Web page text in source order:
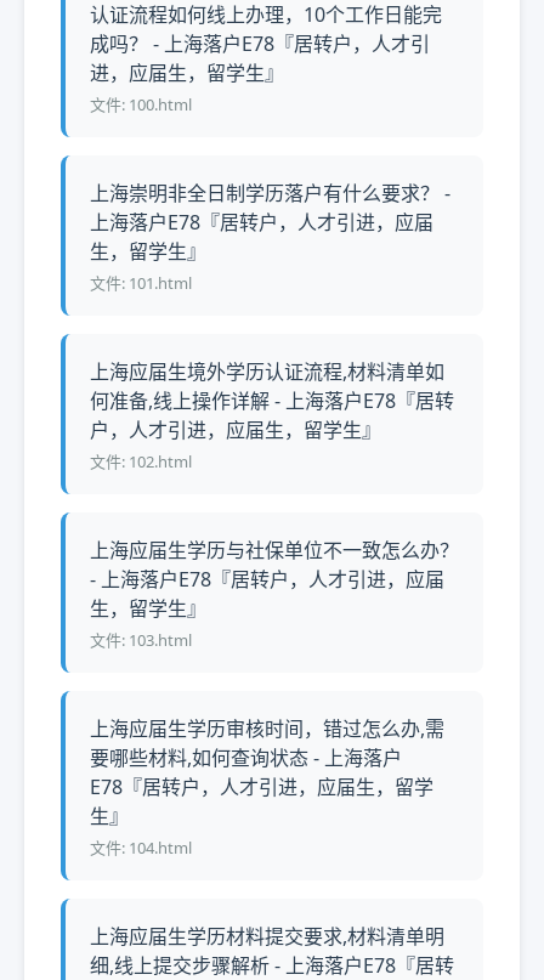
认证流程如何线上办理，10个工作日能完
成吗？ - 上海落户E78『居转户，人才引
进，应届生，留学生』
文件: 100.html
上海崇明非全日制学历落户有什么要求？ -
上海落户E78『居转户，人才引进，应届
生，留学生』
文件: 101.html
上海应届生境外学历认证流程,材料清单如
何准备,线上操作详解 - 上海落户E78『居转
户，人才引进，应届生，留学生』
文件: 102.html
上海应届生学历与社保单位不一致怎么办？
- 上海落户E78『居转户，人才引进，应届
生，留学生』
文件: 103.html
上海应届生学历审核时间，错过怎么办,需
要哪些材料,如何查询状态 - 上海落户
E78『居转户，人才引进，应届生，留学
生』
文件: 104.html
上海应届生学历材料提交要求,材料清单明
细,线上提交步骤解析 - 上海落户E78『居转